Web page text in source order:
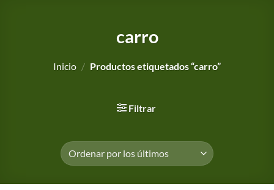
carro
Inicio / Productos etiquetados “carro”
Filtrar